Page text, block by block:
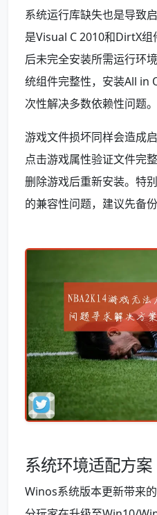
系统运行库缺失也是导致
是Visual C 2010和DirtX
后未完全安装所需运行环
统组件完整性，安装All in
次性解决多数依赖性问题。
游戏文件损坏同样会造成
点击游戏属性验证文件完
删除游戏后重新安装。特
的兼容性问题，建议先备
系统环境适配方案
Winos系统版本更新带来